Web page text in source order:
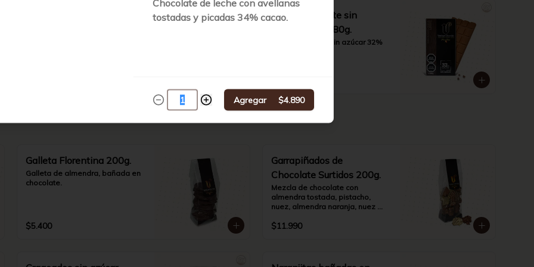
Barra Chocolate sin
Azúcar Leche 80g.
Chocolate leche sin azúcar 32%
Galleta Florentina 200g.
Galleta de almendra, bañada en
chocolate.
$5.400
Garrapiñados de
Chocolate Surtidos 200g.
Mezcla de chocolate con
almendra tostada, pistacho,
nuez, almendra naranja, nuez
$11.990
Chocolate de leche con avellanas
tostadas y picadas 34% cacao.
Agregar $4.890